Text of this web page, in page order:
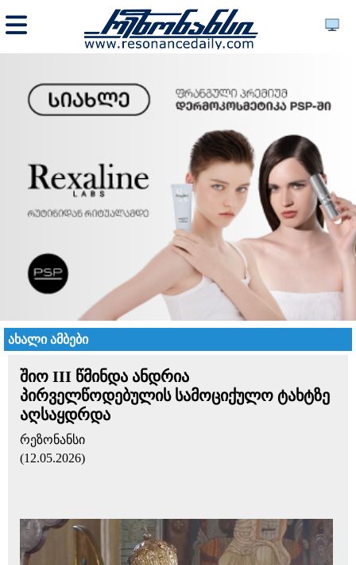
ახალი ამბები
შიო III წმინდა ანდრია
პირველწოდებულის სამოციქულო ტახტზე
აღსაყდრდა
რეზონანსი
(12.05.2026)